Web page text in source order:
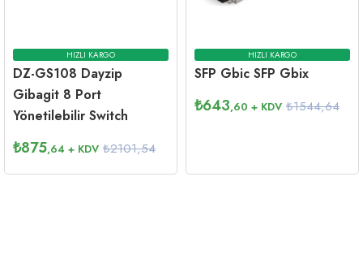
HIZLI KARGO
DZ-GS108 Dayzip
Gibagit 8 Port
Yönetilebilir Switch
₺875,64 + KDV ₺2101,54
HIZLI KARGO
SFP Gbic SFP Gbix
₺643,60 + KDV ₺1544,64